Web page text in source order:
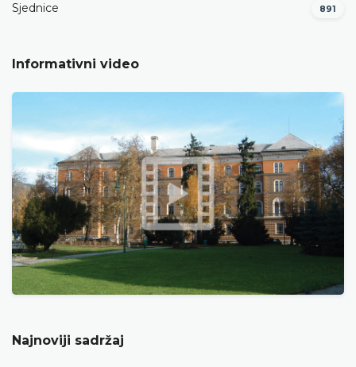
Sjednice 891
Informativni video
Najnoviji sadržaj